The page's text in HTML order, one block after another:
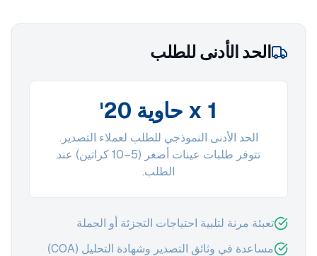
الحد الأدنى للطلب
1 x حاوية 20'
الحد الأدنى النموذجي للطلب لعملاء التصدير.
تتوفر طلبات عينات أصغر (5–10 كراتين) عند
الطلب.
تعبئة مرنة لتلبية احتياجات التجزئة أو الجملة
مساعدة في وثائق التصدير وشهادة التحليل (COA)